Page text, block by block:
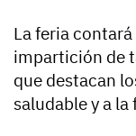
La feria
impartición de
que destacan
saludable y a